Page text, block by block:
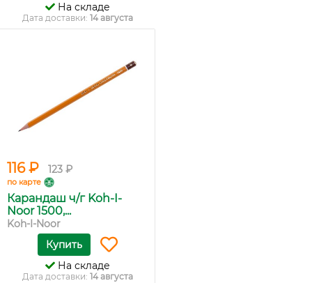
На складе
Дата доставки: 14 августа
116 ₽ 123 ₽
по карте
Карандаш ч/г Koh-I-
Noor 1500,...
Koh-I-Noor
Купить
На складе
Дата доставки: 14 августа